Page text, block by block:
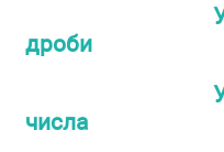
дроби
числа